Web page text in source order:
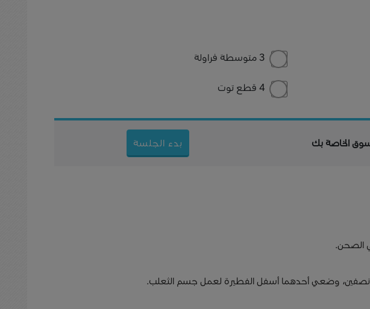
3 متوسطة فراولة
4 قطع توت
الخاصة بك بدء الجلسة
الصحن.
نصفين، وضعي أحدهما أسفل الفطيرة لعمل جسم الثعلب.